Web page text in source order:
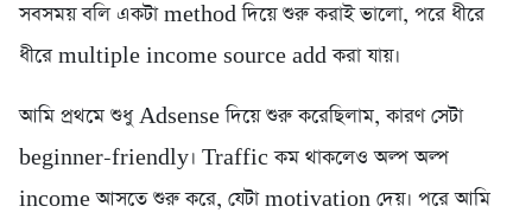
সবসময় বলি একটা method দিয়ে শুরু করাই ভালো, পরে ধীরে
ধীরে multiple income source add করা যায়।
আমি প্রথমে শুধু Adsense দিয়ে শুরু করেছিলাম, কারণ সেটা
beginner-friendly। Traffic কম থাকলেও অল্প অল্প
income আসতে শুরু করে, যেটা motivation দেয়। পরে আমি